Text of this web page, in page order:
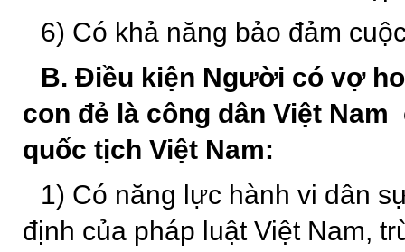
6) Có khả năng bảo đảm
B. Điều kiện Người có vợ
con đẻ là công dân Việt
quốc tịch Việt Nam:
1) Có năng lực hành vi dân
định của pháp luật Việt Nam,